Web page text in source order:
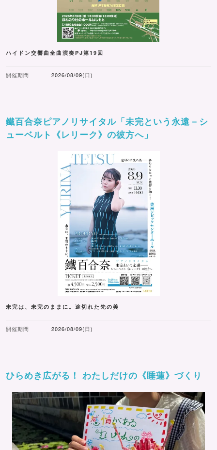
ハイドン交響曲全曲演奏PJ第19回
開催期間 2026/08/09(日)
鐵百合奈ピアノリサイタル「未完という永遠－シ
ューベルト《レリーク》の彼方へ」
未完は、未完のままに。途切れた先の美
開催期間 2026/08/09(日)
ひらめき広がる！ わたしだけの《睡蓮》づくり